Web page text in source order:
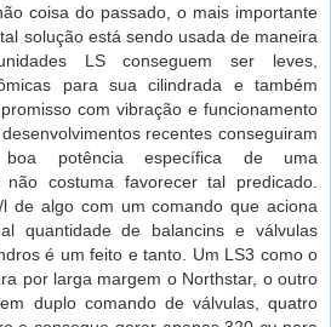
coisa do passado, o mais importante
solução está sendo usada de maneira
LS conseguem ser leves,
para sua cilindrada e também
com vibração e funcionamento
recentes conseguiram
boa potência específica de uma
não costuma favorecer tal predicado.
de algo com um comando que aciona
quantidade de balancins e válvulas
é um feito e tanto. Um LS3 como o
por larga margem o Northstar, o outro
duplo comando de válvulas, quatro